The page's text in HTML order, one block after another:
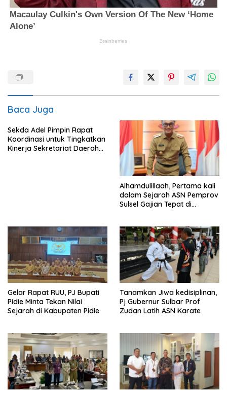
Baca Juga
Sekda Adel Pimpin Rapat
Koordinasi untuk Tingkatkan
Kinerja Sekretariat Daerah
Alhamdulillaah, Pertama kali
dalam Sejarah ASN Pemprov
Sulsel Gajian Tepat di
Gelar Rapat RUU, PJ Bupati
Pidie Minta Tekan Nilai
Sejarah di Kabupaten Pidie
Tanamkan Jiwa kedisiplinan,
Pj Gubernur Sulbar Prof
Zudan Latih ASN Karate